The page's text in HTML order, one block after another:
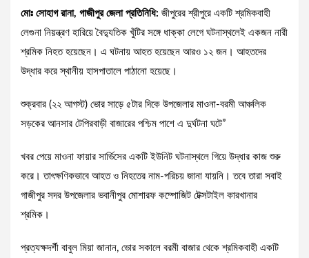
মোঃ সোহাগ রানা, গাজীপুর জেলা প্রতিনিধি: জীপুরের শ্রীপুরে একটি শ্রমিকবাহী
লেগুনা নিয়ন্ত্রণ হারিয়ে বৈদ্যুতিক খুঁটির সঙ্গে ধাক্কা লেগে ঘটনাস্থলেই একজন নারী
শ্রমিক নিহত হয়েছেন। এ ঘটনায় আহত হয়েছেন আরও ১২ জন। আহতদের
উদ্ধার করে স্থানীয় হাসপাতালে পাঠানো হয়েছে।
শুক্রবার (২২ আগস্ট) ভোর সাড়ে ৫টার দিকে উপজেলার মাওনা-বরমী আঞ্চলিক
সড়কের আনসার টেপিরবাড়ী বাজারের পশ্চিম পাশে এ দুর্ঘটনা ঘটে”
খবর পেয়ে মাওনা ফায়ার সার্ভিসের একটি ইউনিট ঘটনাস্থলে গিয়ে উদ্ধার কাজ শুরু
করে। তাৎক্ষণিকভাবে আহত ও নিহতের নাম-পরিচয় জানা যায়নি। তবে তারা সবাই
গাজীপুর সদর উপজেলার ভবানীপুর মোশারফ কম্পোজিট টেক্সটাইল কারখানার
শ্রমিক।
প্রত্যক্ষদর্শী বাবুল মিয়া জানান, ভোর সকালে বরমী বাজার থেকে শ্রমিকবাহী একটি